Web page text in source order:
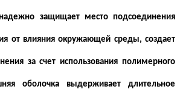
защищает место подсоединения
от влияния окружающей среды, создает
за счет использования полимерного
оболочка выдерживает длительное